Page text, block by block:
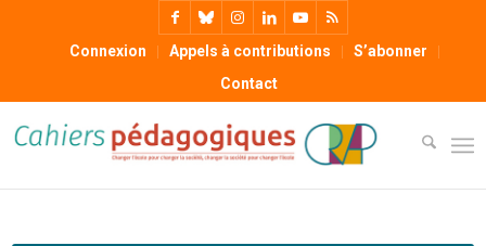
Connexion Appels à contributions
S’abonner
Contact